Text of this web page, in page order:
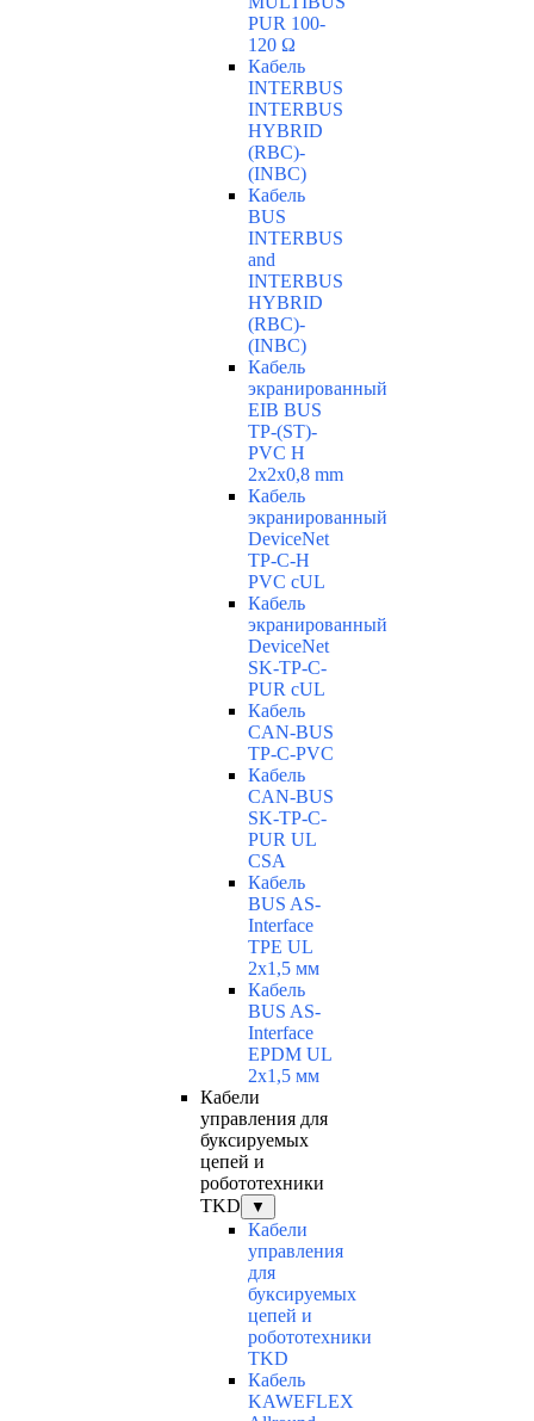
PUR 100-
120 Ω
Кабель
INTERBUS
INTERBUS
HYBRID
(RBC)-
(INBC)
Кабель
BUS
INTERBUS
and
INTERBUS
HYBRID
(RBC)-
(INBC)
Кабель
экранированный
EIB BUS
TP-(ST)-
PVC H
2x2x0,8 mm
Кабель
экранированный
DeviceNet
TP-C-H
PVC cUL
Кабель
экранированный
DeviceNet
SK-TP-C-
PUR cUL
Кабель
CAN-BUS
TP-C-PVC
Кабель
CAN-BUS
SK-TP-C-
PUR UL
CSA
Кабель
BUS AS-
Interface
TPE UL
2x1,5 мм
Кабель
BUS AS-
Interface
EPDM UL
2x1,5 мм
Кабели
управления для
буксируемых
цепей и
робототехники
TKD
▼
Кабели
управления
для
буксируемых
цепей и
робототехники
TKD
Кабель
KAWEFLEX